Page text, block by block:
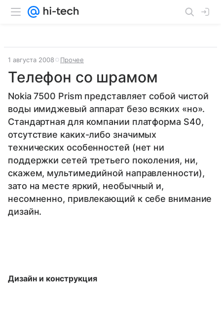
1 августа 2008 Прочее
Телефон со шрамом
Nokia 7500 Prism представляет собой чистой
воды имиджевый аппарат безо всяких «но».
Стандартная для компании платформа S40,
отсутствие каких-либо значимых
технических особенностей (нет ни
поддержки сетей третьего поколения, ни,
скажем, мультимедийной направленности),
зато на месте яркий, необычный и,
несомненно, привлекающий к себе внимание
дизайн.
Дизайн и конструкция